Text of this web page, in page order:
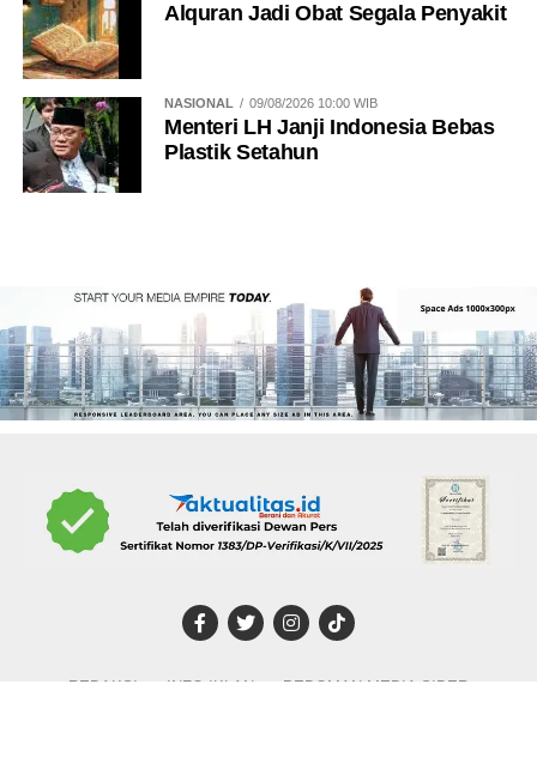
Alquran Jadi Obat Segala Penyakit
NASIONAL 09/08/2026 10:00 WIB
Menteri LH Janji Indonesia Bebas
Plastik Setahun
REDAKSI INFO IKLAN
PEDOMAN MEDIA SIBER